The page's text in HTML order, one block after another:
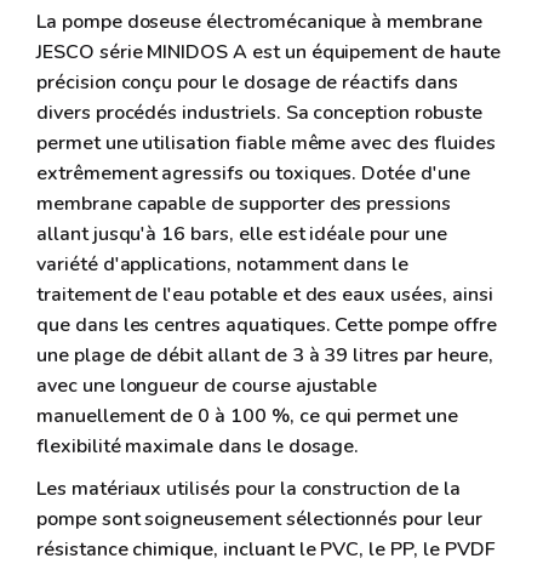
La pompe doseuse électromécanique à membrane
JESCO série MINIDOS A est un équipement de haute
précision conçu pour le dosage de réactifs dans
divers procédés industriels. Sa conception robuste
permet une utilisation fiable même avec des fluides
extrêmement agressifs ou toxiques. Dotée d'une
membrane capable de supporter des pressions
allant jusqu'à 16 bars, elle est idéale pour une
variété d'applications, notamment dans le
traitement de l'eau potable et des eaux usées, ainsi
que dans les centres aquatiques. Cette pompe offre
une plage de débit allant de 3 à 39 litres par heure,
avec une longueur de course ajustable
manuellement de 0 à 100 %, ce qui permet une
flexibilité maximale dans le dosage.
Les matériaux utilisés pour la construction de la
pompe sont soigneusement sélectionnés pour leur
résistance chimique, incluant le PVC, le PP, le PVDF